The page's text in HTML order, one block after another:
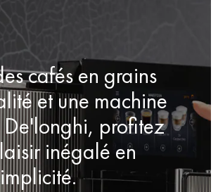
cafés en grains
et une machine
profitez
inégalé en